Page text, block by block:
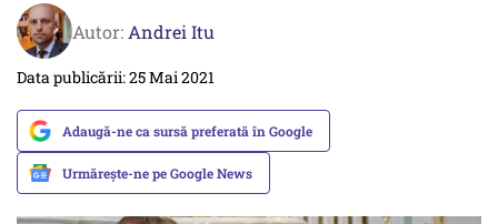
Autor: Andrei Itu
Data publicării: 25 Mai 2021
Adaugă-ne ca sursă preferată în Google
Urmărește-ne pe Google News